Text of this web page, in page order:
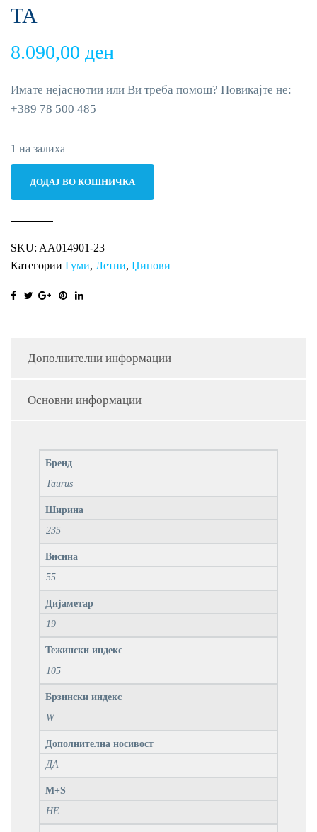
TA
8.090,00 ден
Имате нејаснотии или Ви треба помош? Повикајте не:
+389 78 500 485
1 на залиха
XL
TA
количина
ДОДАЈ ВО КОШНИЧКА
SKU: AA014901-23
Категории Гуми, Летни, Џипови
Дополнителни информации
Основни информации
Бренд
Taurus
Ширина
235
Висина
55
Дијаметар
19
Тежински индекс
105
Брзински индекс
W
Дополнителна носивост
ДА
M+S
НЕ